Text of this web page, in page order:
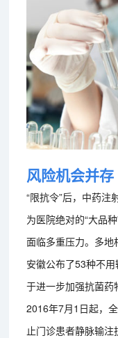
风险机会并存
“限抗令”后，中药
为医院绝对的“大品
面临多重压力。多地
安徽公布了53种不
于进一步加强抗菌药
2016年7月1日起，
止门诊患者静脉输